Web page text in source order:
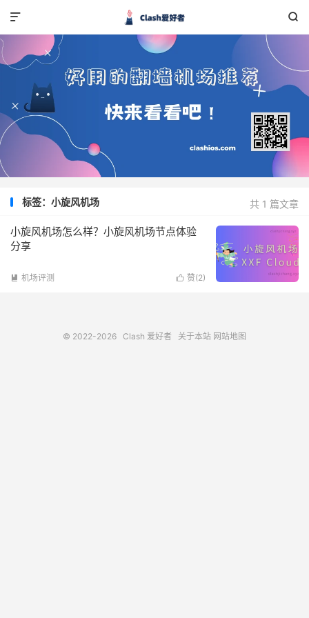


共 1 篇文章
标签：小旋风机场
小旋风机场怎么样？小旋风机场节点体验
分享
 赞(2)
 机场评测
© 2022-2026 Clash 爱好者 关于本站 网站地图